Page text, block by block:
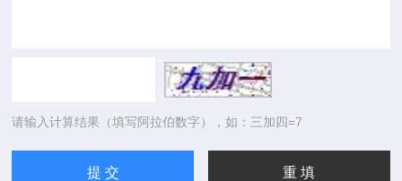
请输入计算结果（填写阿拉伯数字），如：三加四=7